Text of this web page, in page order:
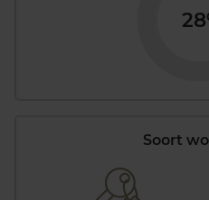
Soort